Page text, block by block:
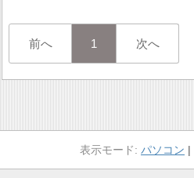
前へ 1 次へ
パソコン